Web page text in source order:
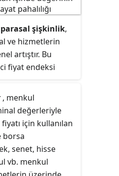
sayılır. Vadeli
gibi değişim
olarak
parasal şişkinlik,
ve hizmetlerin
artıştır. Bu
fiyat endeksi
her bir
mal ve hizmet
olarak, enflasyon
gücünde bir
gelir. TÜFE
mal ve
fiyat seviyesinde
, menkul
değerleriyle
için kullanılan
borsa
senet, hisse
vb. menkul